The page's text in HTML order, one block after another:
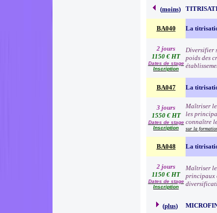
(moins)
BA040 La
2 jours
1150 € HT
Dates de stage
Inscription
Diversifier
poids des
BA047 La
3 jours
1550 € HT
Dates de stage
Inscription
Maîtriser
les
connaître
sur la
BA048 La
2 jours
1150 € HT
Dates de stage
Inscription
Maîtriser
principaux
(plus)